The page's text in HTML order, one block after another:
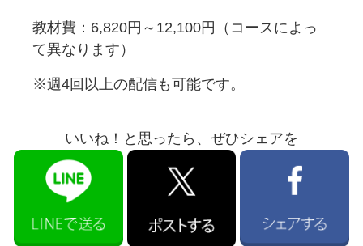
教材費：6,820円～12,100円（コースによっ
て異なります）
※週4回以上の配信も可能です。
いいね！と思ったら、ぜひシェアを